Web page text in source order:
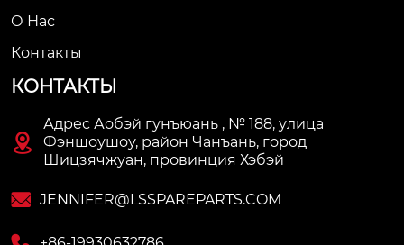
О Нас
Контакты
КОНТАКТЫ

Адрес Аобэй гунъюань , № 188, улица
Фэншоушоу, район Чанъань, город
Шицзячжуан, провинция Хэбэй
 JENNIFER@LSSPAREPARTS.COM